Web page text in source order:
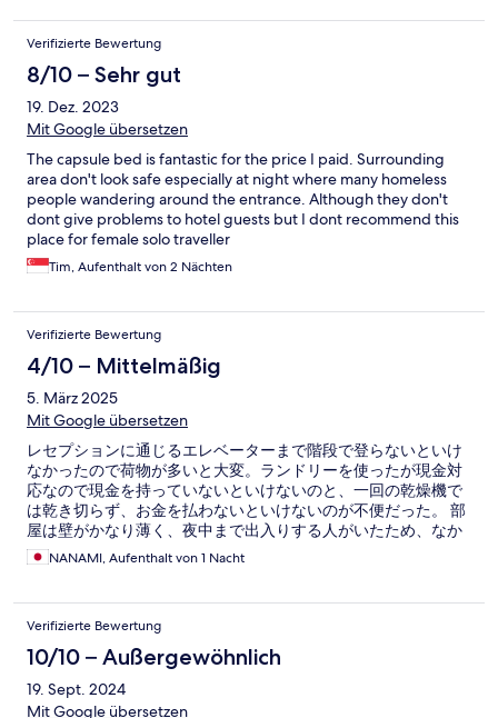
Verifizierte Bewertung
8/10 – Sehr gut
19. Dez. 2023
Mit Google übersetzen
The capsule bed is fantastic for the price I paid. Surrounding
area don't look safe especially at night where many homeless
people wandering around the entrance. Although they don't
dont give problems to hotel guests but I dont recommend this
place for female solo traveller
Tim, Aufenthalt von 2 Nächten
Verifizierte Bewertung
4/10 – Mittelmäßig
5. März 2025
Mit Google übersetzen
レセプションに通じるエレベーターまで階段で登らないといけ
なかったので荷物が多いと大変。ランドリーを使ったが現金対
応なので現金を持っていないといけないのと、一回の乾燥機で
は乾き切らず、お金を払わないといけないのが不便だった。 部
屋は壁がかなり薄く、夜中まで出入りする人がいたため、なか
なか寝れなかった。宇宙コンセプトは良かったが、キー解除の
音や全ての音が聞こえるのでかなり次の日は寝不足であった。
は良い。
NANAMI, Aufenthalt von 1 Nacht
Verifizierte Bewertung
10/10 – Außergewöhnlich
19. Sept. 2024
Mit Google übersetzen